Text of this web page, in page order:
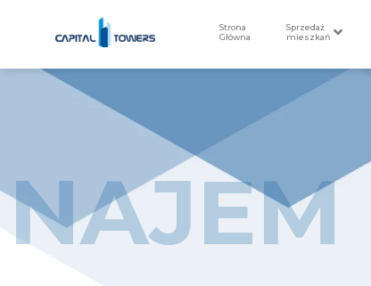
Strona
Główna
Sprzedaż
mieszkań